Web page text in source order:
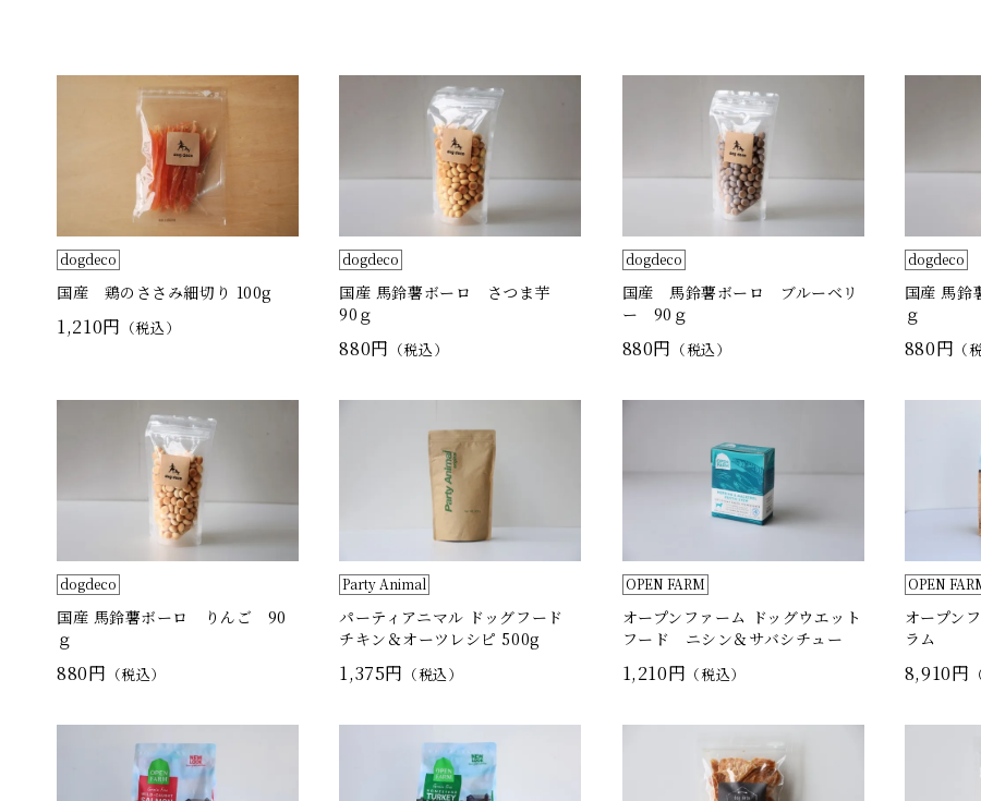
dogdeco
国産 鶏のささみ細切り 100g
1,210円 （税込）
dogdeco
国産 馬鈴薯ボーロ さつま芋
90ｇ
880円 （税込）
dogdeco
国産 馬鈴薯ボーロ ブルーベリ
ー 90ｇ
880円 （税込）
dogdeco
国産 馬
ｇ
880円 （
dogdeco
国産 馬鈴薯ボーロ りんご 90
ｇ
880円 （税込）
Party Animal
パーティアニマル ドッグフード
チキン＆オーツレシピ 500g
1,375円 （税込）
OPEN FARM
オープンファーム ドッグウエット
フード ニシン＆サバシチュー
1,210円 （税込）
OPEN
オープン
ラム
8,910円